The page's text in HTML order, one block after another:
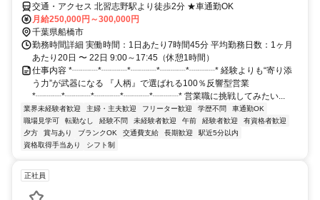
交通・アクセス 北習志野駅より徒歩2分 ★車通勤OK
月給250,000円～300,000円
千葉県船橋市
勤務時間詳細 実働時間：1日あたり7時間45分 平均勤務日数：1ヶ月
あたり20日 〜 22日 9:00～17:45（休憩1時間）
仕事内容 *┈┈┈*┈┈┈*┈┈┈*┈┈┈*┈┈┈* 経験よりも“寄り添
う力”が武器になる 『人柄』で選ばれる100％反響型営業
*┈┈┈*┈┈┈*┈┈┈*┈┈┈*┈┈┈* 営業職に挑戦してみたい...
業界未経験者歓迎 主婦・主夫歓迎 フリーター歓迎 学歴不問
車通勤OK
職場見学可
転勤なし 経験不問 未経験者歓迎 午前 経験者歓迎
有資格者歓迎
夕方
賞与あり ブランクOK 交通費支給 長期歓迎
駅近5分以内
資格取得手当あり
シフト制
正社員